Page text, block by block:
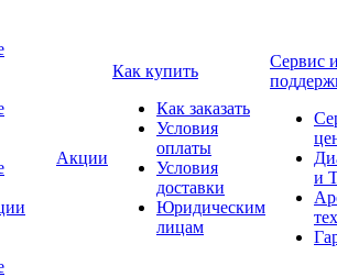
Акции
Как купить
Как заказать
Условия
оплаты
Условия
доставки
Юридическим
лицам
Сервис
и